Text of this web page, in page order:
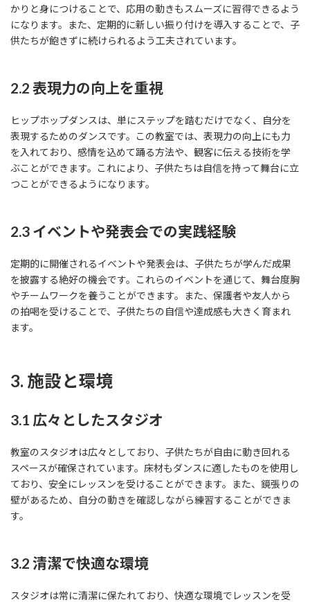
かりと身につけることで、応用の動きもスムーズに習得できるよう
になります。また、定期的に新しい振り付けを導入することで、子
供たちが飽きずに続けられるよう工夫されています。
2.2 表現力の向上を重視
ヒップホップダンスは、単にステップを踏むだけでなく、自分を
表現するためのダンスです。この教室では、表現力の向上にも力
を入れており、感情を込めて踊る方法や、観客に伝える技術を学
ぶことができます。これにより、子供たちは自信を持って舞台に立
つことができるようになります。
2.3 イベントや発表会での実践経験
定期的に開催されるイベントや発表会は、子供たちが学んだ成果
を披露する絶好の機会です。これらのイベントを通じて、舞台度胸
やチームワークを養うことができます。また、保護者や友人から
の拍喝を受けることで、子供たちの自信や達成感も大きく育まれ
ます。
3. 施設と環境
3.1 広々としたスタジオ
教室のスタジオは広々としており、子供たちが自由に動き回れる
スペースが確保されています。床材もダンスに適したものを使用し
ており、安全にレッスンを受けることができます。また、鏡張りの
壁があるため、自分の動きを確認しながら練習することができま
す。
3.2 清潔で快適な環境
スタジオは常に清潔に保たれており、快適な環境でレッスンを受